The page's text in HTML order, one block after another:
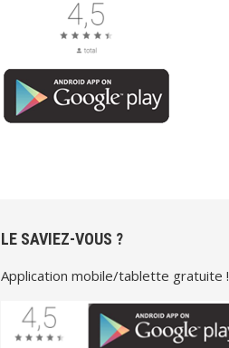
LE SAVIEZ-VOUS ?
Application mobile/tablette gratuite !